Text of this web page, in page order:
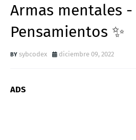
Armas mentales -
Pensamientos ✨
sybcodex diciembre 09, 2022
ADS